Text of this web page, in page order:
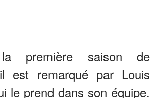
première saison de
il est remarqué par Louis
le prend dans son équipe.